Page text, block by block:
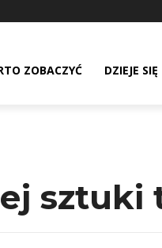
ZOBACZYĆ DZIEJE SIĘ